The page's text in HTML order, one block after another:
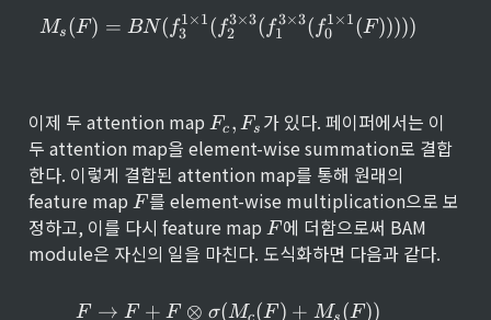
M_s(F) = BN(f_3^{1
Ms (F) = BN( f3
1×1( f2
3×3( f1
3×3( f0
1×1(F)))))
이제 두 attention map F
c
,
F
_
s
Fc , Fs 가 있다. 페이퍼에서는 이
두 attention map을 element-wise summation로 결합
한다. 이렇게 결합된 attention map를 통해 원래의
feature map F
F 를 element-wise multiplication으로 보
정하고, 이를 다시 feature map F
F 에 더함으로써 BAM
module은 자신의 일을 마친다. 도식화하면 다음과 같다.
F \rightarrow F + F
F → F + F ⊗ σ(M (F ) + M (F))